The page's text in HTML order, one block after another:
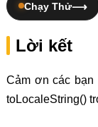
Chạy Thử
Lời kết
Cảm ơn các
toLocaleString()